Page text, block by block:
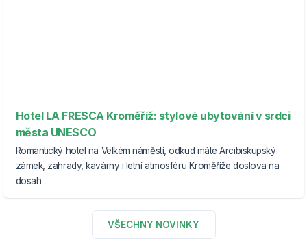
Hotel LA FRESCA Kroměříž: stylové ubytování v srdci
města UNESCO
Romantický hotel na Velkém náměstí, odkud máte Arcibiskupský
zámek, zahrady, kavárny i letní atmosféru Kroměříže doslova na
dosah
VŠECHNY NOVINKY